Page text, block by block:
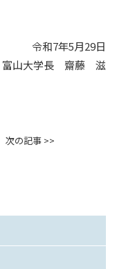
令和7年5月29日
富山大学長 齋藤 滋
次の記事 >>